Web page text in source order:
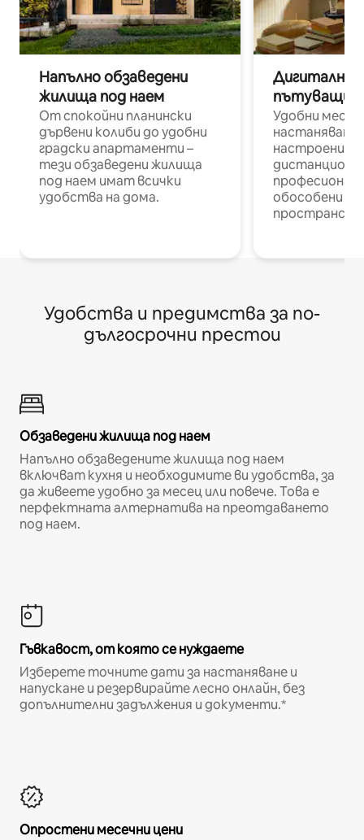
Напълно обзаведени
жилища под наем
От спокойни планински
дървени колиби до удобни
градски апартаменти –
тези обзаведени жилища
под наем имат всички
удобства на дома.
Дигитални
пътуващи
Удобни
настаняване
настроени и
обособени
Удобства и предимства за по-
дългосрочни престои
Обзаведени жилища под наем
Напълно обзаведените жилища под наем
включват кухня и необходимите ви удобства, за
да живеете удобно за месец или повече. Това е
перфектната алтернатива на преотдаването
под наем.
Гъвкавост, от която се нуждаете
Изберете точните дати за настаняване и
напускане и резервирайте лесно онлайн, без
допълнителни задължения и документи.*
Опростени месечни цени